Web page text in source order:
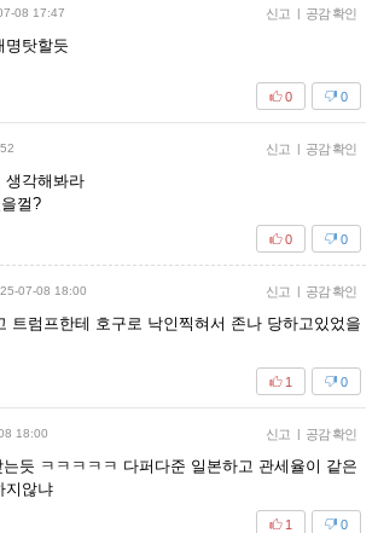
08 17:47 신고 | 공감 확인
명탓할듯
0
0
신고 | 공감 확인
생각해봐라
껄?
0
0
25-07-08 18:00 신고 | 공감 확인
트럼프한테 호구로 낙인찍혀서 존나 당하고있었을
0
1
18:00 신고 | 공감 확인
듯 ㅋㅋㅋㅋㅋ 다퍼다준 일본하고 관세율이 같은
지않냐
0
1